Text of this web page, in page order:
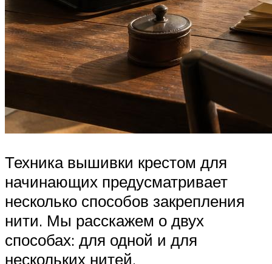
Техника вышивки крестом для
начинающих предусматривает
несколько способов закрепления
нити. Мы расскажем о двух
способах: для одной и для
нескольких нитей.